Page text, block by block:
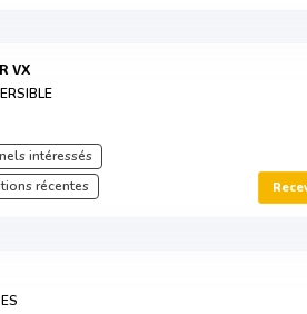
VX
intéressés
récentes